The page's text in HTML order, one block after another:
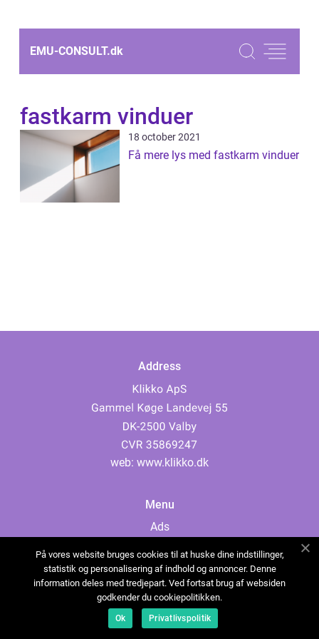
EMU-CONSULT.dk
fastkarm vinduer
18 october 2021
Få mere lys med fastkarm vinduer
Address
web: www.klikko.dk
Menu
Ads
Cookies
Contact
Sitemap
På vores website bruges cookies til at huske dine indstillinger,
statistik og personalisering af indhold og annoncer. Denne
information deles med tredjepart. Ved fortsat brug af websiden
godkender du cookiepolitikken.
Ok Privatlivspolitik